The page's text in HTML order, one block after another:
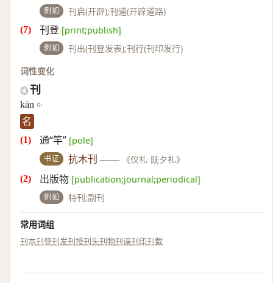
例如 刊启(开辟);刊道(开辟道路)
刊登 [print;publish]
例如
刊出(刊登发表);刊行(刊印发行)
词性变化
◎ 刊
kān
名
通“竿” [pole]
书证 抗木刊 —— 《仪礼·既夕礼》
出版物 [publication;journal;periodical]
例如 特刊;副刊
常用词组
刊本刊登刊发刊授刊头刊物刊误刊印刊载